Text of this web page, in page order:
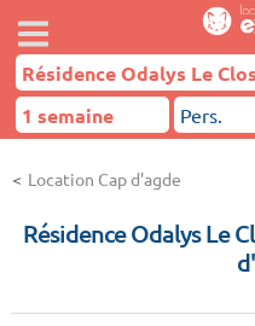
Location Cap d'agde
Résidence Odalys Le